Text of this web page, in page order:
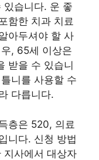
있습니다. 운 좋
함한 치과 치료
아두셔야 할 사
, 65세 이상은
받을 수 있습니
니를 사용할 수
다릅니다.
층은 520, 의료
니다. 신청 방법
지사에서 대상자